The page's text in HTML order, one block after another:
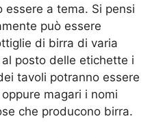
essere a tema. Si pensi
può essere
di birra di varia
posto delle etichette i
tavoli potranno essere
magari i nomi
che producono birra.